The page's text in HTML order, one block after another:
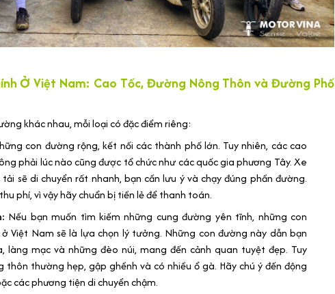
Ở Việt Nam: Cao Tốc, Đường Nông Thôn và Đường Phố
khác nhau, mỗi loại có đặc điểm riêng:
con đường rộng, kết nối các thành phố lớn. Tuy nhiên, các cao
phải lúc nào cũng được tổ chức như các quốc gia phương Tây. Xe
sẽ di chuyển rất nhanh, bạn cần lưu ý và chạy đúng phần đường.
phí, vì vậy hãy chuẩn bị tiền lẻ để thanh toán.
Nếu bạn muốn tìm kiếm những cung đường yên tĩnh, những con
Việt Nam sẽ là lựa chọn lý tưởng. Những con đường này dẫn bạn
làng mạc và những đèo núi, mang đến cảnh quan tuyệt đẹp. Tuy
thôn thường hẹp, gập ghềnh và có nhiều ổ gà. Hãy chú ý đến động
các phương tiện di chuyển chậm.